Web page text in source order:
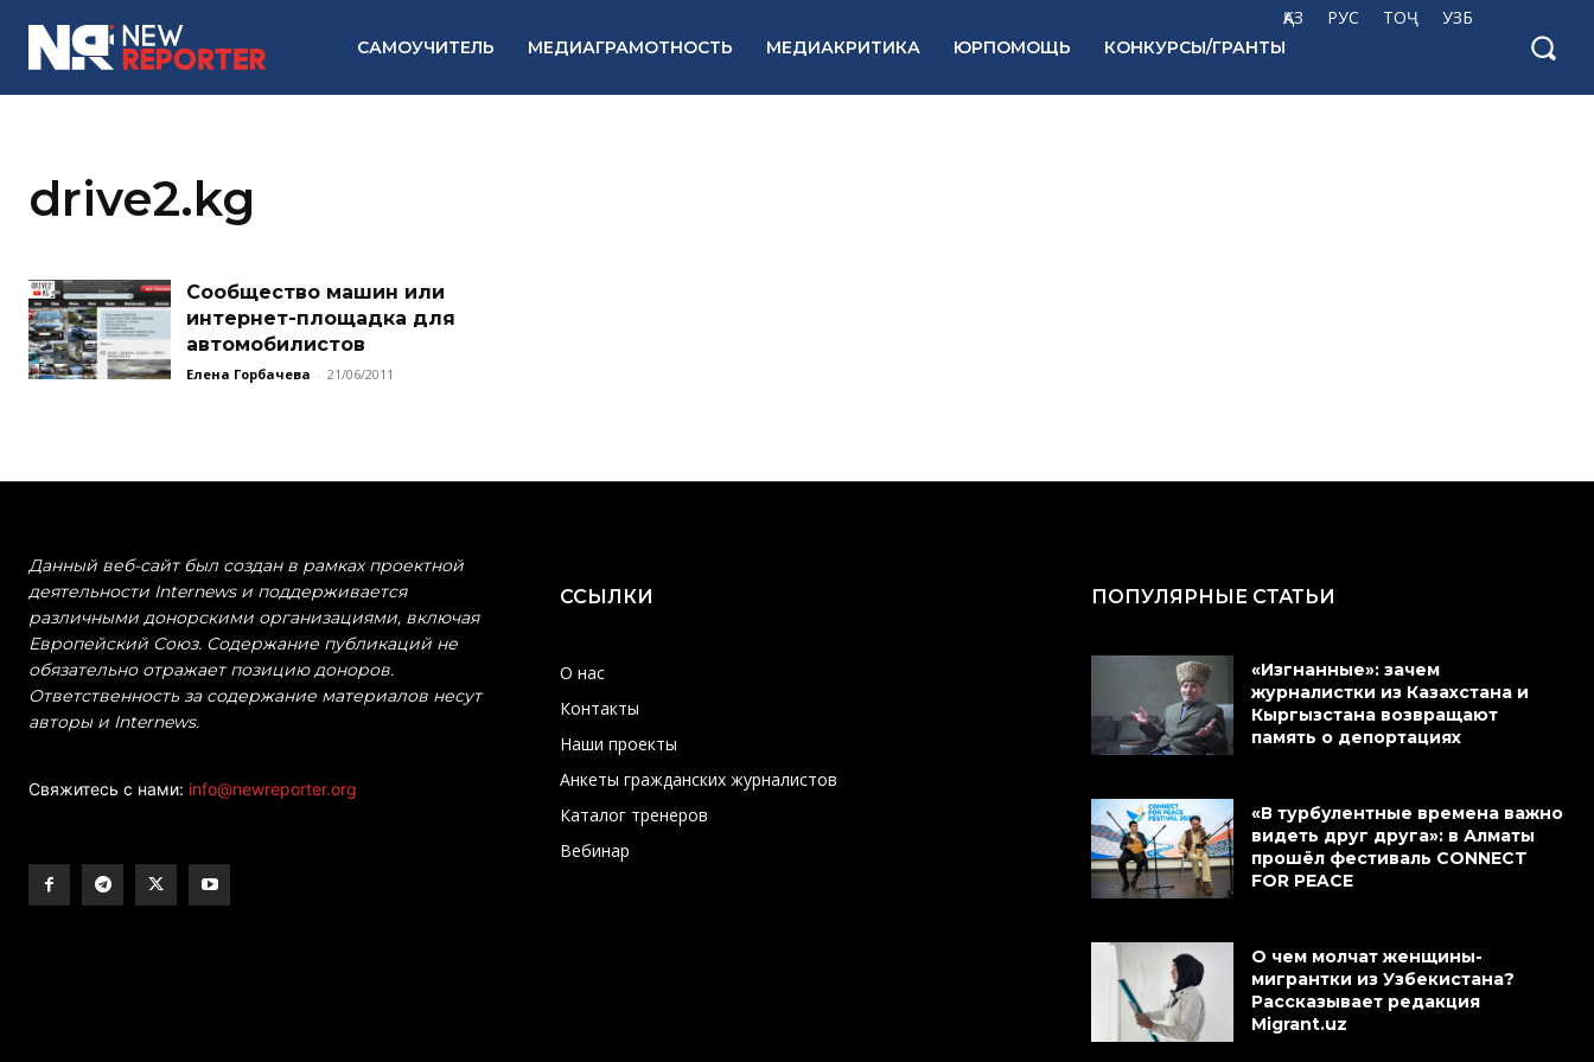
ҚАЗ РУС ТОҶ УЗБ
САМОУЧИТЕЛЬ МЕДИАГРАМОТНОСТЬ МЕДИАКРИТИКА ЮРПОМОЩЬ КОНКУРСЫ/ГРАНТЫ
drive2.kg
Сообщество машин или
интернет-площадка для
автомобилистов
Елена Горбачева - 21/06/2011
Данный веб-сайт был создан в рамках проектной
деятельности Internews и поддерживается
различными донорскими организациями, включая
Европейский Союз. Содержание публикаций не
обязательно отражает позицию доноров.
Ответственность за содержание материалов несут
авторы и Internews.
Свяжитесь с нами: info@newreporter.org
ССЫЛКИ
О нас
Контакты
Наши проекты
Анкеты гражданских журналистов
Каталог тренеров
Вебинар
ПОПУЛЯРНЫЕ СТАТЬИ
«Изгнанные»: зачем
журналистки из Казахстана и
Кыргызстана возвращают
память о депортациях
«В турбулентные времена важно
видеть друг друга»: в Алматы
прошёл фестиваль CONNECT
FOR PEACE
О чем молчат женщины-
мигрантки из Узбекистана?
Рассказывает редакция
Migrant.uz